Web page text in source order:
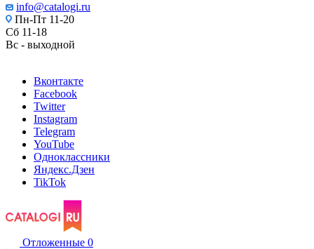
info@catalogi.ru
Пн-Пт 11-20
Сб 11-18
Вс - выходной
Вконтакте
Facebook
Twitter
Instagram
Telegram
YouTube
Одноклассники
Яндекс.Дзен
TikTok
Отложенные 0